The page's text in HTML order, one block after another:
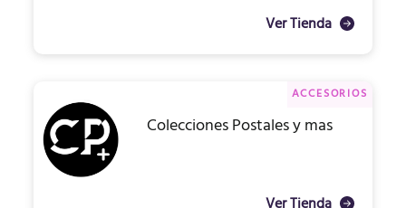
Ver Tienda
ACCESORIOS
Colecciones Postales y mas